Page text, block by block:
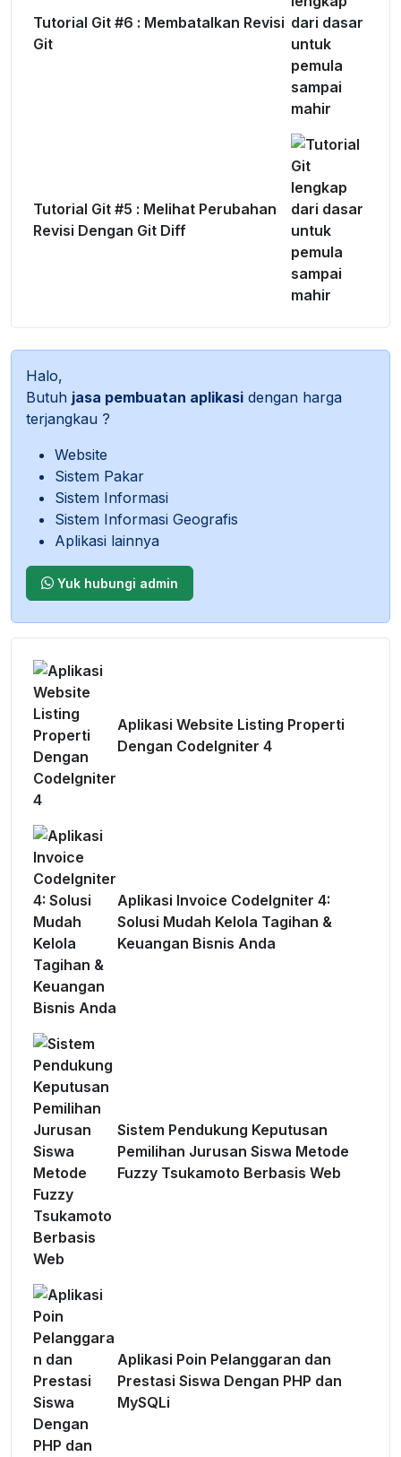
Tutorial Git #6 : Membatalkan Revisi
Git
Tutorial Git #5 : Melihat Perubahan
Revisi Dengan Git Diff
Halo,
Butuh jasa pembuatan aplikasi dengan harga
terjangkau ?
Website
Sistem Pakar
Sistem Informasi
Sistem Informasi Geografis
Aplikasi lainnya
Yuk hubungi admin
Aplikasi Website Listing Properti
Dengan CodeIgniter 4
Aplikasi Invoice CodeIgniter 4:
Solusi Mudah Kelola Tagihan &
Keuangan Bisnis Anda
Sistem Pendukung Keputusan
Pemilihan Jurusan Siswa Metode
Fuzzy Tsukamoto Berbasis Web
Aplikasi Poin Pelanggaran dan
Prestasi Siswa Dengan PHP dan
MySQLi